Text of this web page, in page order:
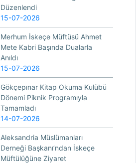
Düzenlendi
15-07-2026
Merhum İskeçe Müftüsü Ahmet
Mete Kabri Başında Dualarla
Anıldı
15-07-2026
Gökçepınar Kitap Okuma Kulübü
Dönemi Piknik Programıyla
Tamamladı
14-07-2026
Aleksandria Müslümanları
Derneği Başkanı’ndan İskeçe
Müftülüğüne Ziyaret